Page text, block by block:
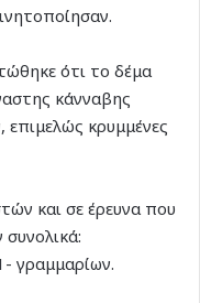
ότι το δέμα
κάνναβης
κρυμμένες
και σε έρευνα που
συνολικά:
γραμμαρίων.